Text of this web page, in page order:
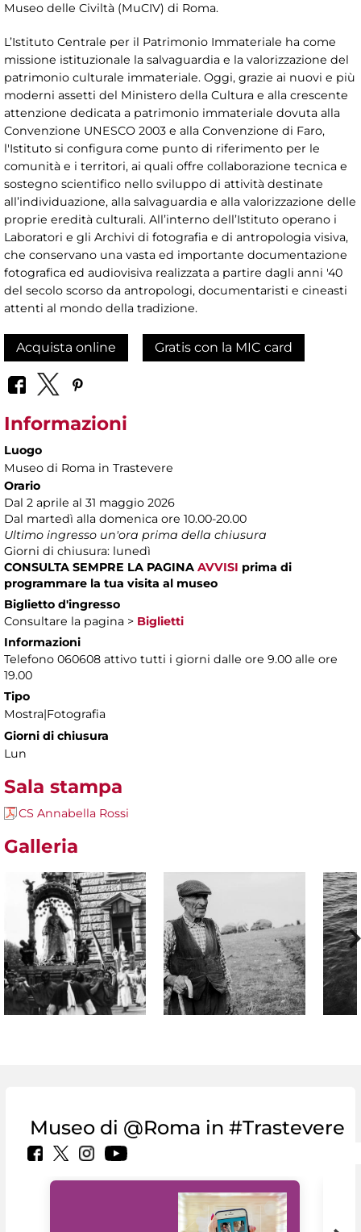
Museo delle Civiltà (MuCIV) di Roma.
L’Istituto Centrale per il Patrimonio Immateriale ha come
missione istituzionale la salvaguardia e la valorizzazione del
patrimonio culturale immateriale. Oggi, grazie ai nuovi e più
moderni assetti del Ministero della Cultura e alla crescente
attenzione dedicata a patrimonio immateriale dovuta alla
Convenzione UNESCO 2003 e alla Convenzione di Faro,
l'Istituto si configura come punto di riferimento per le
comunità e i territori, ai quali offre collaborazione tecnica e
sostegno scientifico nello sviluppo di attività destinate
all’individuazione, alla salvaguardia e alla valorizzazione delle
proprie eredità culturali. All’interno dell’Istituto operano i
Laboratori e gli Archivi di fotografia e di antropologia visiva,
che conservano una vasta ed importante documentazione
fotografica ed audiovisiva realizzata a partire dagli anni '40
del secolo scorso da antropologi, documentaristi e cineasti
attenti al mondo della tradizione.
Acquista online Gratis con la MIC card
Informazioni
Luogo
Museo di Roma in Trastevere
Orario
Dal 2 aprile al 31 maggio 2026
Dal martedì alla domenica ore 10.00-20.00
Ultimo ingresso un'ora prima della chiusura
Giorni di chiusura: lunedì
CONSULTA SEMPRE LA PAGINA AVVISI prima di
programmare la tua visita al museo
Biglietto d'ingresso
Consultare la pagina > Biglietti
Informazioni
Telefono 060608 attivo tutti i giorni dalle ore 9.00 alle ore
19.00
Tipo
Mostra|Fotografia
Giorni di chiusura
Lun
Sala stampa
CS Annabella Rossi
Galleria
Museo di @Roma in #Trastevere